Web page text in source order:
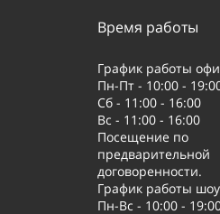
Время работы
График работы
Пн-Пт - 10:00 -
Сб - 11:00 - 16:00
Вс - 11:00 - 16:00
Посещение по
предварительной
договоренности.
График работы
Пн-Вс - 10:00 -